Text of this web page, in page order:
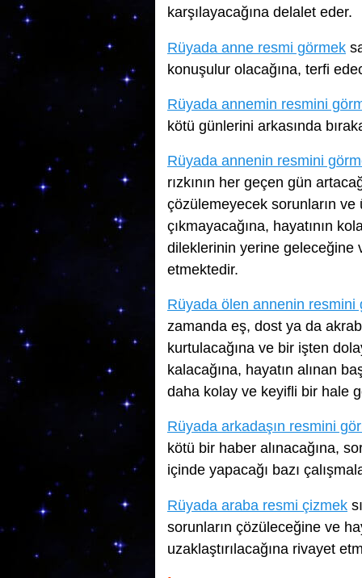
karşılayacağına delalet eder.
Rüyada anne resmi görmek
konuşulur olacağına, terfi
Rüyada annemin resmini
kötü günlerini arkasında
Rüyada annenin resmini
rızkının her geçen gün
çözülemeyecek sorunların
çıkmayacağına, hayatının
dileklerinin yerine geleceğine
etmektedir.
Rüyada ölen annenin resmini
zamanda eş, dost ya da
kurtulacağına ve bir işten
kalacağına, hayatın alınan
daha kolay ve keyifli bir hale
Rüyada arkadaşın resmini
kötü bir haber alınacağına,
içinde yapacağı bazı
Rüyada araba resmi çizmek
sorunların çözüleceğine ve
uzaklaştırılacağına rivayet